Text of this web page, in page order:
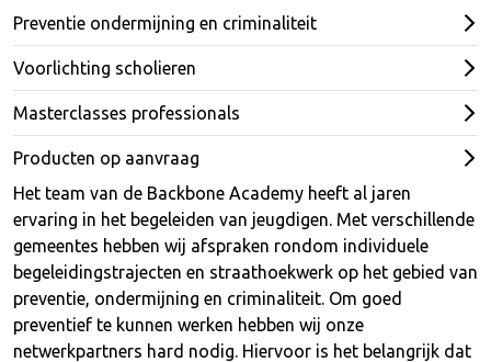
Preventie ondermijning en criminaliteit
Voorlichting scholieren
Masterclasses professionals
Producten op aanvraag
Het team van de Backbone Academy heeft al jaren
ervaring in het begeleiden van jeugdigen. Met verschillende
gemeentes hebben wij afspraken rondom individuele
begeleidingstrajecten en straathoekwerk op het gebied van
preventie, ondermijning en criminaliteit. Om goed
preventief te kunnen werken hebben wij onze
netwerkpartners hard nodig. Hiervoor is het belangrijk dat